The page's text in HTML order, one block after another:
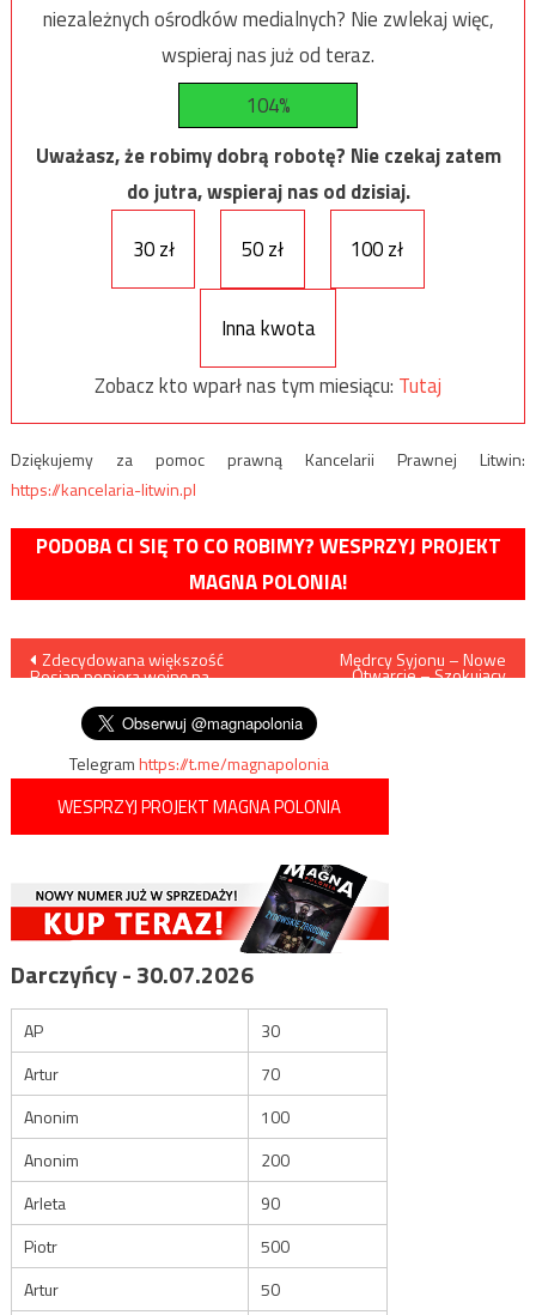
niezależnych ośrodków medialnych? Nie zwlekaj więc,
wspieraj nas już od teraz.
104%
Uważasz, że robimy dobrą robotę? Nie czekaj zatem
do jutra, wspieraj nas od dzisiaj.
30 zł
50 zł 100 zł
Inna kwota
Zobacz kto wparł nas tym miesiącu: Tutaj
Dziękujemy za pomoc prawną Kancelarii Prawnej Litwin:
https://kancelaria-litwin.pl
PODOBA CI SIĘ TO CO ROBIMY? WESPRZYJ PROJEKT
MAGNA POLONIA!
Nawigacja
wpisu
Zdecydowana większość
Rosjan popiera wojnę na
Mędrcy Syjonu – Nowe
Otwarcie – Szokujący
Telegramhttps://t.me/magnapolonia
WESPRZYJ PROJEKT MAGNA POLONIA
Darczyńcy - 30.07.2026
AP
30
Artur
70
Anonim
100
Anonim
200
Arleta
90
Piotr
500
Artur
50